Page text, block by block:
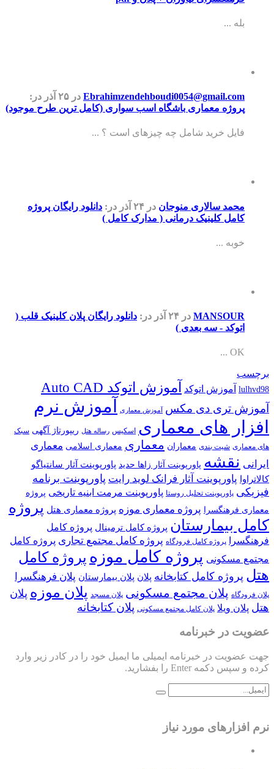
بله ...
Ebrahimzendehboudi0054@gmail.com در ۲۵ آذر
در:
پروژه معماری باشگاه اسب سواری (کامل ترین طرح موجود)
فایل خرید شامل چه چیزهای است ؟ ...
محمد سالاری منوجان در ۲۴ آذر در: دانلود رایگان پروژه
کامل کلینیک درمانی ( مدارک کامل )
خوبه ...
MANSOUR در ۲۴ آذر در: دانلود رایگان پلان کلینیک قلب (
اتوکد - سه بعدی )
OK ...
برچسب
lulhvd98 آموزش اتوکد آموزش اتوکد Auto CAD
آموزش تری دی مکس آموزش معماری
آموزش نرم
افزار های معماری اسکیس رساله هتل ریپورتاژ آگهی سبک
های معماری شیت بندی معماران معماری معماری اسلامی معماری
ایرانی نقشه پاورپوینت آثار زاها حدید پاورپوینت آثار سانتیاگو
کالاتراوا پاورپوینت آثار فرانک لوید رایت پاورپوینت برنامه
فیزیکی پاورپوینت تحلیل روستا پاورپوینت مرمت ابنیه تاریخی پروژه
معماری فرهنگسرا پروژه معماری موزه پروژه معماری هتل پروژه
کامل بیمارستان پروژه کامل ترمینال پروژه کامل
فرهنگسرا
پروژه کامل فرودگاه پروژه کامل مجتمع تجاری پروژه کامل
مجتمع مسکونی پروژه کامل موزه پروژه کامل
هتل پروژه کامل کتابخانه پلان پلان بیمارستان پلان فرهنگسرا
پلان فرودگاه پلان مجتمع مسکونی پلان مسجد پلان موزه پلان
هتل پلان ویلا پلان کامل مجتمع مسکونی پلان کتابخانه
عضویت در خبرنامه
جهت عضویت در خبرنامه ایمیلی ما ایمیل خود را در کادر زیر وارد
کرده و سپس دکمه Enter را بفشارید.
نرم افزارهای مورد نیاز